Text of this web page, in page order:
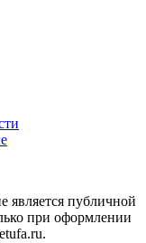
является публичной
при оформлении